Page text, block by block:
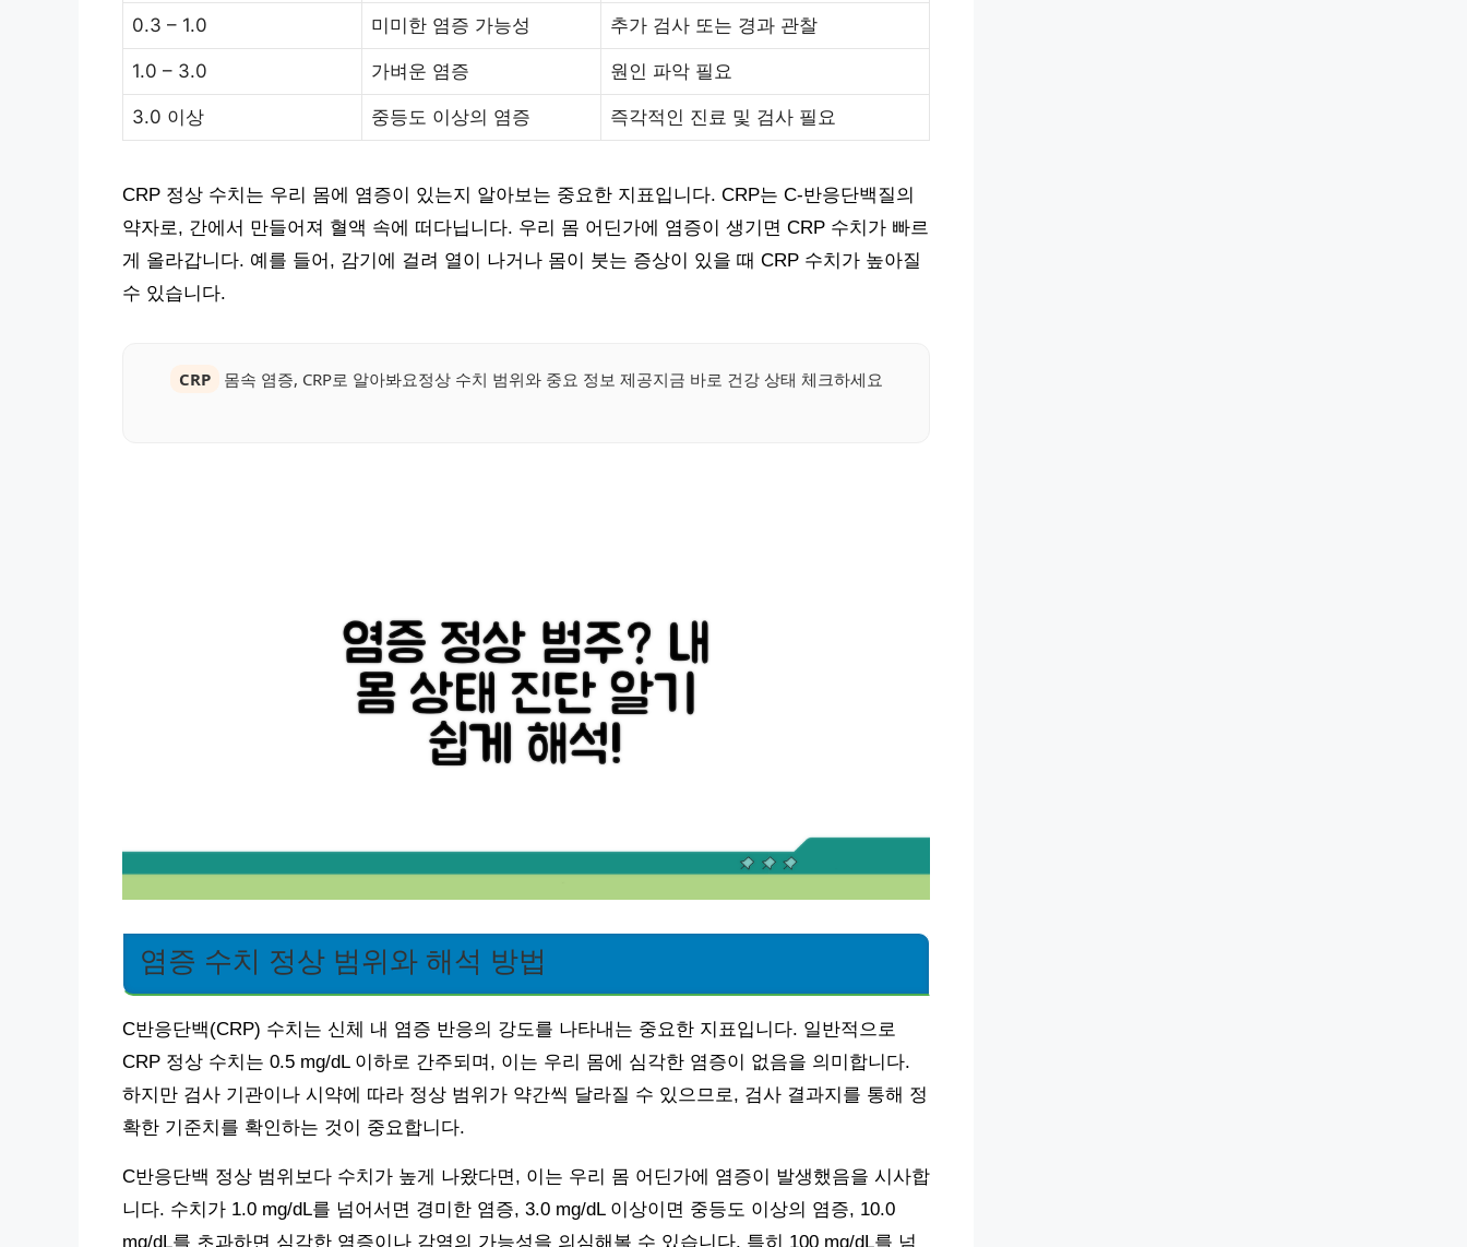
0.3 – 1.0 미미한 염증 가능성 추가 검사 또는 경과 관찰
1.0 – 3.0 가벼운 염증 원인 파악 필요
3.0 이상 중등도 이상의 염증 즉각적인 진료 및 검사 필요
CRP 정상 수치는 우리 몸에 염증이 있는지 알아보는 중요한 지표입니다. CRP는 C-반응단백질의
약자로, 간에서 만들어져 혈액 속에 떠다닙니다. 우리 몸 어딘가에 염증이 생기면 CRP 수치가 빠르
게 올라갑니다. 예를 들어, 감기에 걸려 열이 나거나 몸이 붓는 증상이 있을 때 CRP 수치가 높아질
수 있습니다.
CRP 몸속 염증, CRP로 알아봐요정상 수치 범위와 중요 정보 제공지금 바로 건강 상태 체크하세요
염증 수치 정상 범위와 해석 방법
C반응단백(CRP) 수치는 신체 내 염증 반응의 강도를 나타내는 중요한 지표입니다. 일반적으로
CRP 정상 수치는 0.5 mg/dL 이하로 간주되며, 이는 우리 몸에 심각한 염증이 없음을 의미합니다.
하지만 검사 기관이나 시약에 따라 정상 범위가 약간씩 달라질 수 있으므로, 검사 결과지를 통해 정
확한 기준치를 확인하는 것이 중요합니다.
C반응단백 정상 범위보다 수치가 높게 나왔다면, 이는 우리 몸 어딘가에 염증이 발생했음을 시사합
니다. 수치가 1.0 mg/dL를 넘어서면 경미한 염증, 3.0 mg/dL 이상이면 중등도 이상의 염증, 10.0
mg/dL를 초과하면 심각한 염증이나 감염의 가능성을 의심해볼 수 있습니다. 특히 100 mg/dL를 넘